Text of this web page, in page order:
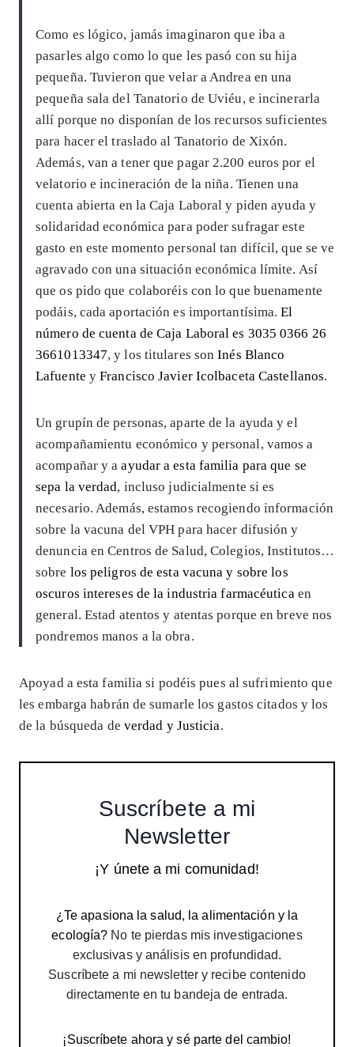
Como es lógico, jamás imaginaron que iba a
pasarles algo como lo que les pasó con su hija
pequeña. Tuvieron que velar a Andrea en una
pequeña sala del Tanatorio de Uviéu, e incinerarla
allí porque no disponían de los recursos suficientes
para hacer el traslado al Tanatorio de Xixón.
Además, van a tener que pagar 2.200 euros por el
velatorio e incineración de la niña. Tienen una
cuenta abierta en la Caja Laboral y piden ayuda y
solidaridad económica para poder sufragar este
gasto en este momento personal tan difícil, que se ve
agravado con una situación económica límite. Así
que os pido que colaboréis con lo que buenamente
podáis, cada aportación es importantísima.El
número de cuenta de Caja Laboral es 3035 0366 26
3661013347, y los titulares sonInés Blanco
Lafuente yFrancisco Javier Icolbaceta Castellanos.
Un grupín de personas, aparte de la ayuda y el
acompañamientu económico y personal, vamos a
acompañar y aayudar a esta familia para que se
sepa la verdad, incluso judicialmente si es
necesario. Además, estamos recogiendo información
sobre la vacuna del VPH para hacer difusión y
denuncia en Centros de Salud, Colegios, Institutos…
sobre los peligros de esta vacuna y sobre los
oscuros intereses de la industria farmacéutica en
general. Estad atentos y atentas porque en breve nos
pondremos manos a la obra.
Apoyad a esta familia si podéis pues al sufrimiento que
les embarga habrán de sumarle los gastos citados y los
de la búsqueda de verdad y Justicia.
Suscríbete a mi
Newsletter
¡Y únete a mi comunidad!
¿Te apasiona la salud, la alimentación y la
ecología? No te pierdas mis investigaciones
exclusivas y análisis en profundidad.
Suscríbete a mi newsletter y recibe contenido
directamente en tu bandeja de entrada.
¡Suscríbete ahora y sé parte del cambio!